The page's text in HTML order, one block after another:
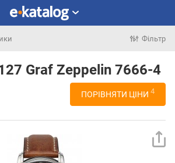
Фільтр
Graf Zeppelin 7666-4
ПОРІВНЯТИ ЦІНИ 4